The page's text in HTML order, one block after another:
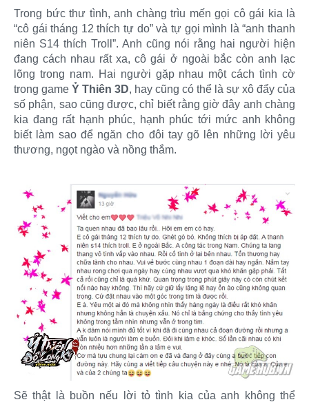
Trong bức thư tình, anh chàng trìu mến gọi cô gái kia là
“cô gái tháng 12 thích tự do” và tự gọi mình là “anh thanh
niên S14 thích Troll”. Anh cũng nói rằng hai người hiện
đang cách nhau rất xa, cô gái ở ngoài bắc còn anh lạc
lõng trong nam. Hai người gặp nhau một cách tình cờ
trong game Ỷ Thiên 3D, hay cũng có thể là sự xô đẩy của
số phận, sao cũng được, chỉ biết rằng giờ đây anh chàng
kia đang rất hạnh phúc, hạnh phúc tới mức anh không
biết làm sao để ngăn cho đôi tay gõ lên những lời yêu
thương, ngọt ngào và nồng thắm.
Sẽ thật là buồn nếu lời tỏ tình kia của anh không thể